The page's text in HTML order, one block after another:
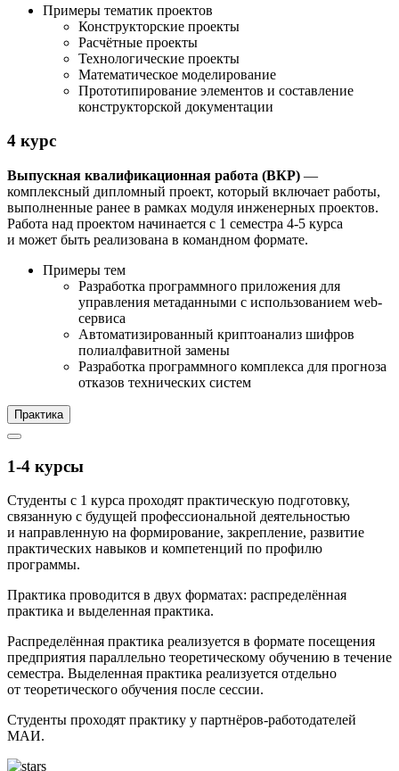
Примеры тематик проектов
Конструкторские проекты
Расчётные проекты
Технологические проекты
Математическое моделирование
Прототипирование элементов и составление
конструкторской документации
4 курс
Выпускная квалификационная работа (ВКР) —
комплексный дипломный проект, который включает работы,
выполненные ранее в рамках модуля инженерных проектов.
Работа над проектом начинается с 1 семестра 4-5 курса
и может быть реализована в командном формате.
Примеры тем
Разработка программного приложения для
управления метаданными с использованием web-
сервиса
Автоматизированный криптоанализ шифров
полиалфавитной замены
Разработка программного комплекса для прогноза
отказов технических систем
Практика
1-4 курсы
Студенты с 1 курса проходят практическую подготовку,
связанную с будущей профессиональной деятельностью
и направленную на формирование, закрепление, развитие
практических навыков и компетенций по профилю
программы.
Практика проводится в двух форматах: распределённая
практика и выделенная практика.
Распределённая практика реализуется в формате посещения
предприятия параллельно теоретическому обучению в течение
семестра. Выделенная практика реализуется отдельно
от теоретического обучения после сессии.
Студенты проходят практику у партнёров-работодателей
МАИ.